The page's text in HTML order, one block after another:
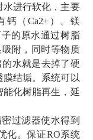
水进行软化，主要
钙（ Ca2+）、镁
子的原水通过树脂
吸附，同时等物质
水就是去掉了硬
结垢。系统可以
能化树脂再生，延
过滤器使水得到
化。保证RO系统